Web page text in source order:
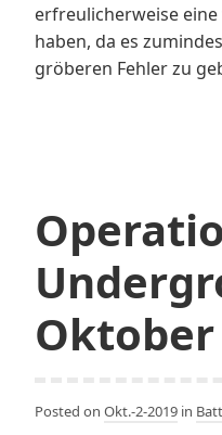
erfreulicherweise
haben, da es
gröberen Fehler zu
Oktober
Posted on Okt.-2-2019 in